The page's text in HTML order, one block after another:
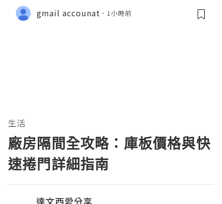
gmail accounat 1小時前
生活
廠房隔間全攻略：庫板價格與快
速捲門詳細指南
達文西愛分享